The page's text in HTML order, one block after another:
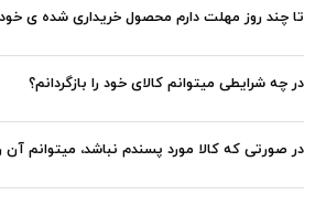
تا چند روز مهلت دارم محصول خریداری شده ی
در چه شرایطی میتوانم کالای خود را بازگردانم؟
در صورتی که کالا مورد پسندم نباشد، میتوانم آن